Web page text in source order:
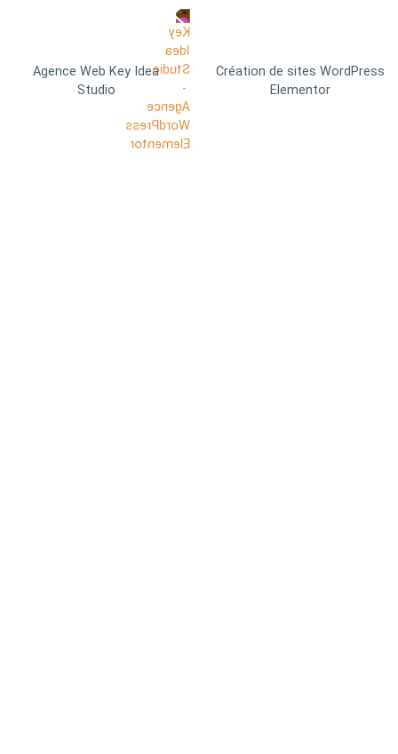
Agence Web Key Idea
Studio
Création de sites WordPress
Elementor